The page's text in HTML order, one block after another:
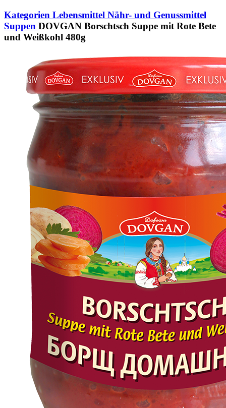
Kategorien Lebensmittel Nähr- und Genussmittel
Suppen DOVGAN Borschtsch Suppe mit Rote Bete
und Weißkohl 480g